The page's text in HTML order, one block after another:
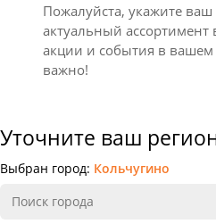
Пожалуйста, укажите
актуальный ассортимент
акции и события в вашем
важно!
Уточните ваш
Выбран город: Кольчугино